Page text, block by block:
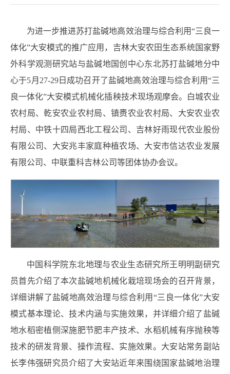
为进一步推进苏打盐碱地高效治理与综合利用“三良一
体化”大安模式的推广应用，吉林大安农田生态系统国家野
外科学观测研究站与盐碱地国创中心东北苏打盐碱地分中
心于5月 27-29日成功召开了盐碱地高效治理与综合利用“三
良一体化”大安模式机械化插秧技术现场观摩会。白城农业
农村局、乾安农业农村局、镇赉农业农村局、大安农业农
村局、中铁十四局西北工程公司、吉林好雨现代农业股份
有限公司、大安兆丰家庭种植农场、大安市信达农业发展
有限公司、中联重科吉林公司等团体协办会议。
中国科学院东北地理与农业生态研究所王明明副研究
员首先介绍了本次盐碱地机械化栽培现场会的召开背景，
详细讲解了盐碱地高效治理与综合利用 “三良一体化”大安
模式基本理论、技术内涵与实施效果，并详细介绍了盐碱
地水稻密植侧深施肥节肥丰产技术、水稻机械有序抛秧等
技术的研发背景、操作流程、实施效果。大安站常务副站
长李伟强研究员介绍了大安站近年来围绕国家盐碱地治理